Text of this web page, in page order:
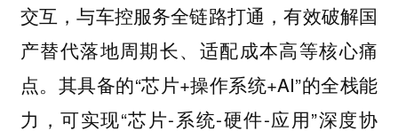
交互，与车控服务全链路打通，有效破解国
产替代落地周期长、适配成本高等核心痛
点。其具备的“芯片+操作系统+AI”的全栈能
力，可实现“芯片-系统-硬件-应用”深度协